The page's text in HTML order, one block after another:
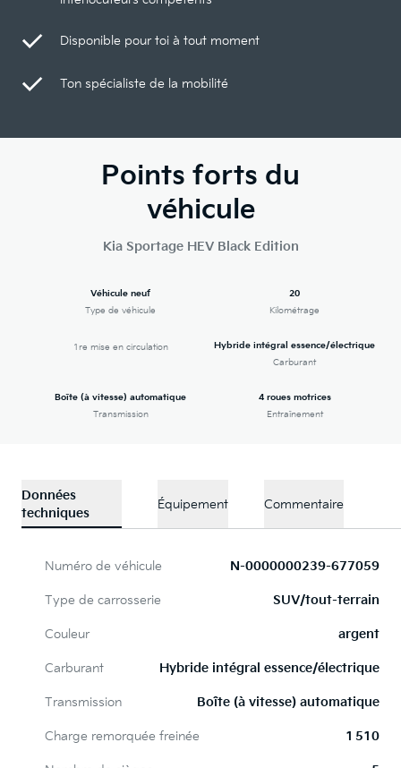
Disponible pour toi à tout moment
Ton spécialiste de la mobilité
Points forts du
véhicule
Kia Sportage HEV Black Edition
Véhicule neuf
Type de véhicule
20
Kilométrage
1re mise en circulation
Hybride intégral essence/électrique
Carburant
Boîte (à vitesse) automatique
Transmission
4 roues motrices
Entraînement
Données
techniques
Équipement Commentaire
Numéro de véhicule N-0000000239-677059
Type de carrosserie SUV/tout-terrain
Couleur argent
Carburant Hybride intégral essence/électrique
Transmission Boîte (à vitesse) automatique
Charge remorquée freinée 1 510